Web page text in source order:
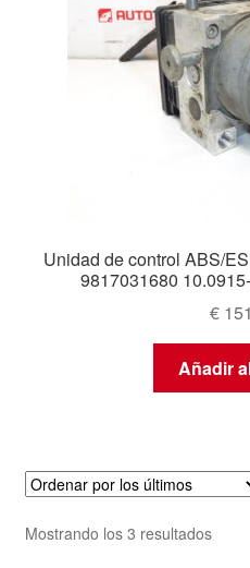
Unidad de control ABS/
9817031680
€
Añadir
Mostrando los 3 resultados